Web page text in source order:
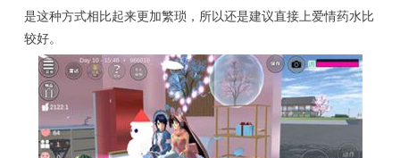
是这种方式相比起来更加繁琐，所以还是建议直接上爱情药水比
较好。